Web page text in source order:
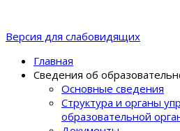
Версия для слабовидящих
Главная
Сведения об
Основные сведения
Структура и органы
образовательной